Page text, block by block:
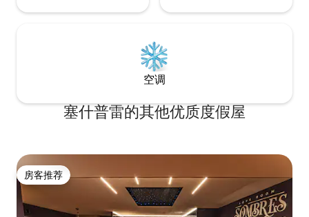
空调
塞什普雷的其他优质度假屋
房客推荐
房客推荐